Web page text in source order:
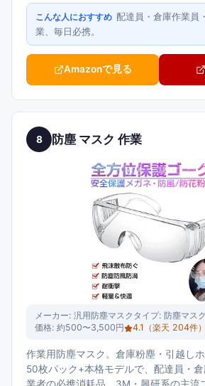
こんな人におすすめ 配達員・倉庫作業員
業、毎日必携。
Amazonで見る
8 防塵 マスク 作業
メーカー: 汎用防塵マスク タイプ: 防塵マスク
価格: 約500〜3,500円 4.1 （楽天 204件）
作業用防塵マスク。倉庫粉塵・引越し
50枚パック+本格モデルで、配達員・